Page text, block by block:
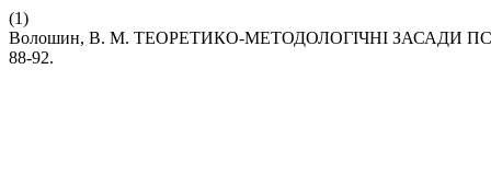
(1)
Волошин, В. М. ТЕОРЕТИКО-МЕТОДОЛОГІЧНІ ЗАСАДИ
88-92.